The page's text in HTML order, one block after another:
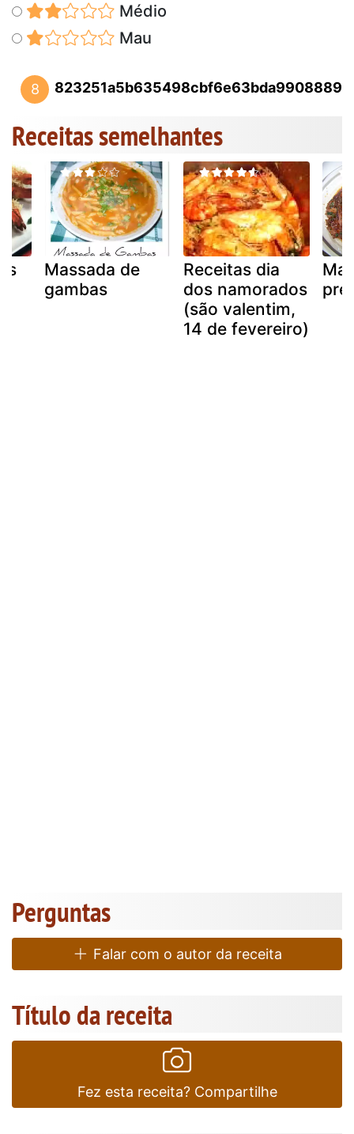
Médio
Mau
8 823251a5b635498cbf6e63bda9908889
Receitas semelhantes
Massada de
gambas
Receitas dia
dos namorados
(são valentim,
14 de fevereiro)
Perguntas
Falar com o autor da receita
Título da receita
Fez esta receita? Compartilhe